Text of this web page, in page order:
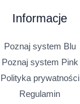
Informacje
Poznaj system Blu
Poznaj system Pink
Polityka prywatności
Regulamin